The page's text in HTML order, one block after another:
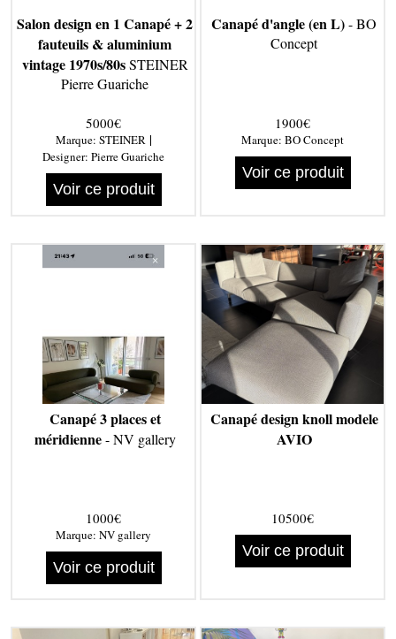
Salon design en 1 Canapé + 2
fauteuils & aluminium
vintage 1970s/80sSTEINER
Pierre Guariche
5000€
Marque: STEINER|
Designer: Pierre Guariche
Voir ce produit
Canapé d'angle (en L)- BO
Concept
1900€
Marque: BO Concept
Voir ce produit
Canapé 3 places et
méridienne- NV gallery
1000€
Marque: NV gallery
Voir ce produit
Canapé design knoll modele
AVIO
10500€
Voir ce produit